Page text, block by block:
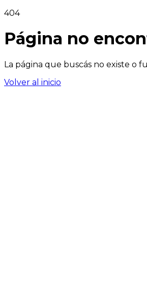
404
Página no
La página que buscás no existe o
Volver al inicio